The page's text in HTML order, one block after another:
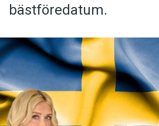
bästföredatum.